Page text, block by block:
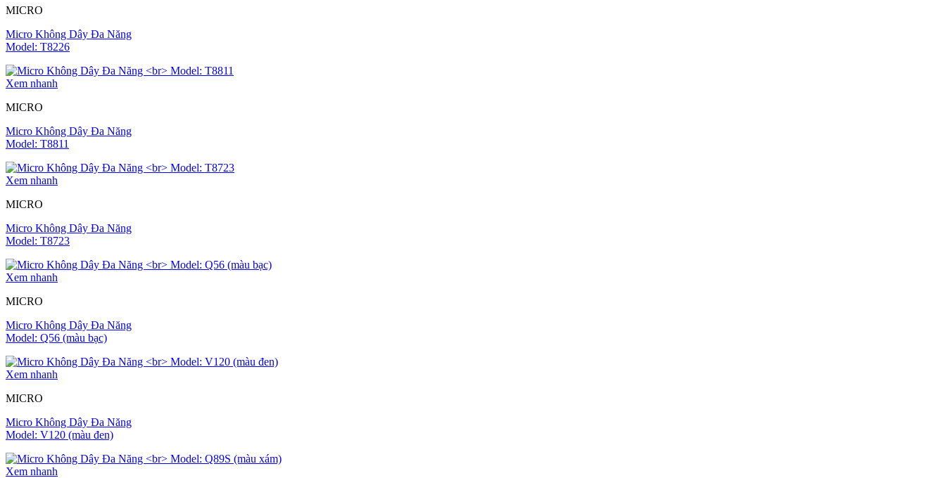
MICRO
Micro Không Dây Đa Năng
Model: T8226
Xem nhanh
MICRO
Micro Không Dây Đa Năng
Model: T8811
Xem nhanh
MICRO
Micro Không Dây Đa Năng
Model: T8723
Xem nhanh
MICRO
Micro Không Dây Đa Năng
Model: Q56 (màu bạc)
Xem nhanh
MICRO
Micro Không Dây Đa Năng
Model: V120 (màu đen)
Xem nhanh